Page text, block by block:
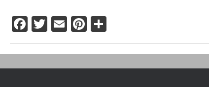
F
a
c
e
T
w
it
te
E
m
ai
l
Pi
n
te
re
ss
z
a